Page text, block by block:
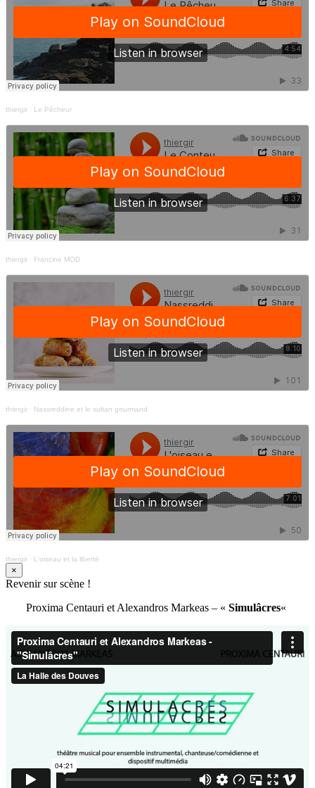
thiergir · Le Pêcheur
thiergir · Francine MOD
thiergir · Nassreddine et le sultan gourmand
thiergir · L'oiseau et la liberté
×
Revenir sur scène !
Proxima Centauri et Alexandros Markeas – « Simulâcres«